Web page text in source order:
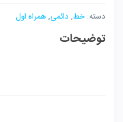
دسته:خط, دائمی,همراه اول
توضیحات